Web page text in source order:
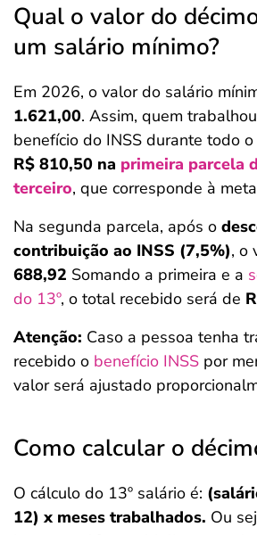
Qual o valor do
um salário mínimo?
Em 2026, o valor do salário
1.621,00. Assim, quem
benefício do INSS durante todo
R$ 810,50 na primeira parcela
terceiro, que corresponde à
Na segunda parcela, após o
contribuição ao INSS (7,5%), o
688,92 Somando a primeira e a
do 13º, o total recebido será de
Atenção: Caso a pessoa tenha
recebido o benefício INSS por
valor será ajustado
Como calcular o
O cálculo do 13º salário é:
12) x meses trabalhados. Ou